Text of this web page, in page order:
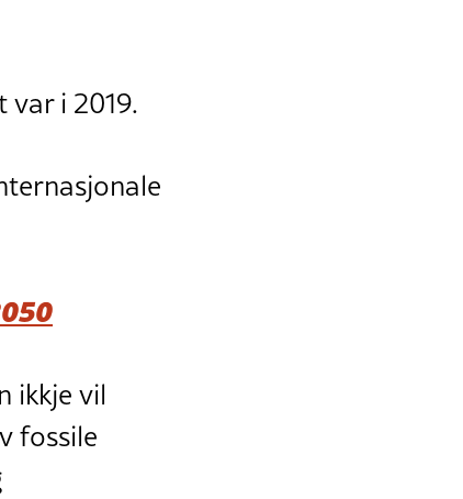
i 2019.
ikkje vil
fossile